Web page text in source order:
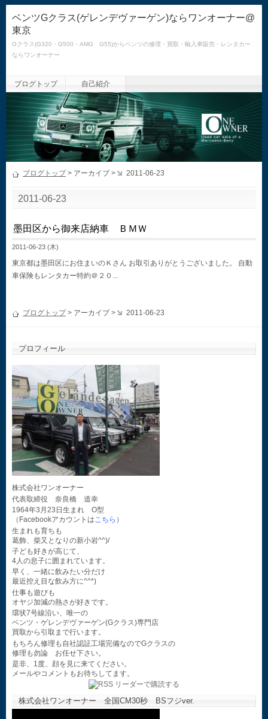
ベンツGクラス(ゲレンデヴァーゲン)ならワンオーナー@
東京
Gクラス(G320・G500・AMG G55)からベンツの修理・買取・輸入車販売・レンタカー
ならワンオーナー
ブログトップ 自己紹介
ブログトップ> アーカイブ > 2011-06-23
2011-06-23
墨田区から御来店納車 ＢＭＷ
2011-06-23 (木)
東京都は墨田区にお住まいのＫさん お取引ありがとうございました。 自動
車保険もレンタカー特約＠２０...
ブログトップ> アーカイブ > 2011-06-23
プロフィール
株式会社ワンオーナー
代表取締役 奈良橋 道幸
1964年3月23日生まれ O型
（Facebookアカウントはこちら ）
生まれも育ちも
葛飾、柴又となりの新小岩^^)/
子ども好きが高じて、
4人の息子に囲まれています。
早く、一緒に飲みたい分だけ
最近控え目な飲み方に^^*)
仕事も遊びも
オヤジ加減の熱さが好きです。
環状7号線沿い、唯一の
ベンツ・ゲレンデヴァーゲン(Gクラス)専門店
買取から引取まで行います。
もちろん修理も自社認証工場完備なのでGクラスの
修理も勿論 お任せ下さい。
是非、1度、顔を見に来てください。
メールやコメントもお待ちしてます。
株式会社ワンオーナー 全国CM30秒 BSフジver.